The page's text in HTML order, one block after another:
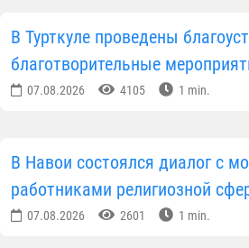
В Турткуле проведены
благотворительные
07.08.2026 4105 1 min.
В Навои состоялся диалог с
работниками религиозной
07.08.2026 2601 1 min.